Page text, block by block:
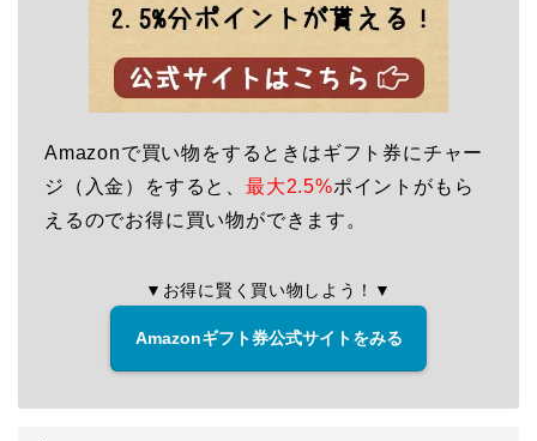
Amazonで買い物をするときはギフト券にチャー
ジ（入金）をすると、 最大2.5%ポイントがもら
えるのでお得に買い物ができます。
▼お得に賢く買い物しよう！▼
Amazonギフト券公式サイトをみる